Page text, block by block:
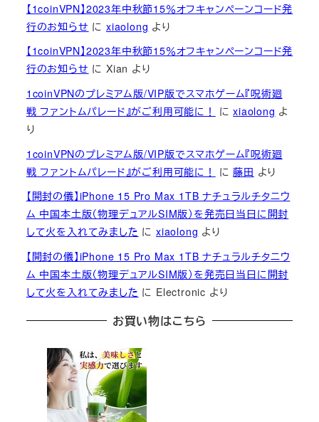
【1coinVPN】2023年中秋節15％オフキャンペーンコード発
行のお知らせ にxiaolong より
【1coinVPN】2023年中秋節15％オフキャンペーンコード発
行のお知らせ にXian より
1coinVPNのプレミアム版/VIP版でスマホゲーム『呪術廻
戦 ファントムパレード』がご利用可能に！
にxiaolong よ
り
1coinVPNのプレミアム版/VIP版でスマホゲーム『呪術廻
戦 ファントムパレード』がご利用可能に！
に藤田 より
【開封の儀】iPhone 15 Pro Max 1TB ナチュラルチタニウ
ム 中国本土版（物理デュアルSIM版）を発売日当日に開封
して火を入れてみました にxiaolong より
【開封の儀】iPhone 15 Pro Max 1TB ナチュラルチタニウ
ム 中国本土版（物理デュアルSIM版）を発売日当日に開封
して火を入れてみました に Electronic より
お買い物はこちら